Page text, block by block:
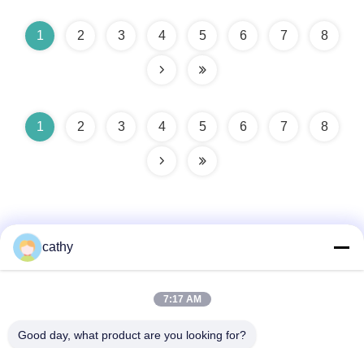
1 2 3 4 5 6 7 8
1 2 3 4 5 6 7 8
Schnelle Kontaktaufnahme
Anschrift
cathy
7:17 AM
Good day, what product are you looking for?